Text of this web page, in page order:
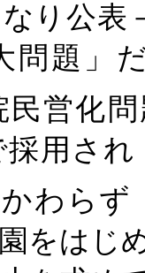
り公表
問題」
民営化
用さ
かわら
をはじ